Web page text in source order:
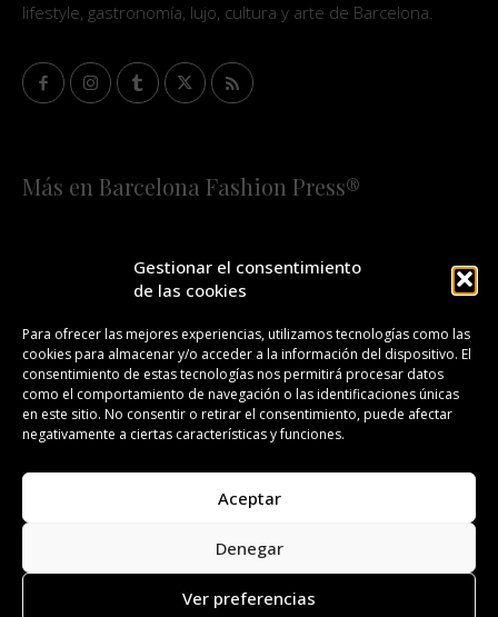
Gestionar el consentimiento
de las cookies
Para ofrecer las mejores experiencias, utilizamos tecnologías como las
cookies para almacenar y/o acceder a la información del dispositivo. El
consentimiento de estas tecnologías nos permitirá procesar datos
como el comportamiento de navegación o las identificaciones únicas
en este sitio. No consentir o retirar el consentimiento, puede afectar
negativamente a ciertas características y funciones.
Aceptar
Denegar
Ver preferencias
lifestyle, gastronomía, lujo, cultura y arte de Barcelona.
Más en Barcelona Fashion Press®
¡SUSCRÍBETE A NUESTRA FASHION NEWS!
CONTACTO REDACCIÓN PUBLICIDAD
ISSN 2385-4839 DL B 27443-2014
Todos los derechos reservados. Copyright 2008-2024.
Barcelona Fashion Press®/™ es una marca registrada.